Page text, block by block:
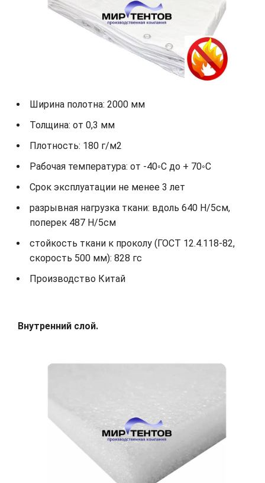
Ширина полотна: 2000 мм
Толщина: от 0,3 мм
Плотность: 180 г/м2
Рабочая температура: от -40◦С до + 70◦С
Срок эксплуатации не менее 3 лет
разрывная нагрузка ткани: вдоль 640 Н/5см,
поперек 487 Н/5см
стойкость ткани к проколу (ГОСТ 12.4.118-82,
скорость 500 мм): 828 гс
Производство Китай
Внутренний слой.